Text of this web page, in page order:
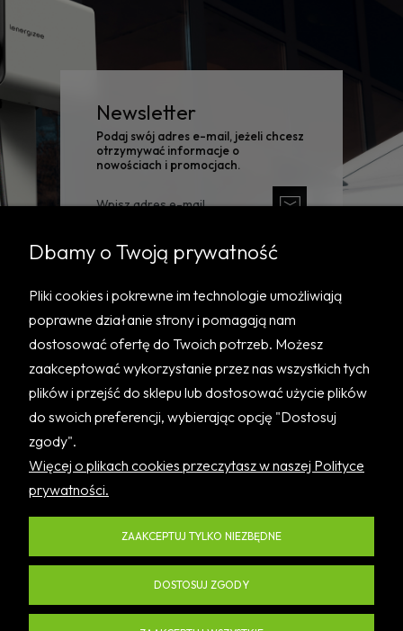
Newsletter
Podaj swój adres e-mail, jeżeli chcesz
otrzymywać informacje o
nowościach i promocjach.
polityką prywatności.
O nas
PL
EN
Dbamy o Twoją prywatność
Pliki cookies i pokrewne im technologie umożliwiają
poprawne działanie strony i pomagają nam
dostosować ofertę do Twoich potrzeb. Możesz
zaakceptować wykorzystanie przez nas wszystkich tych
plików i przejść do sklepu lub dostosować użycie plików
do swoich preferencji, wybierając opcję "Dostosuj
zgody".
Więcej o plikach cookies przeczytasz w naszej Polityce
prywatności.
ZAAKCEPTUJ TYLKO NIEZBĘDNE
DOSTOSUJ ZGODY